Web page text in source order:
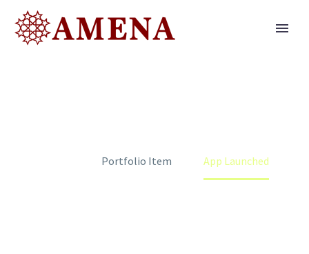
Portfolio Item App Launched